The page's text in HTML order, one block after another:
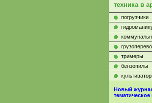
техника в
погрузчики
тримеры
бензопилы
Новый